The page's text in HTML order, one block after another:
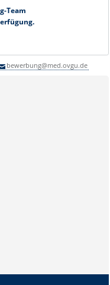
Team
bewerbung@med.ovgu.de